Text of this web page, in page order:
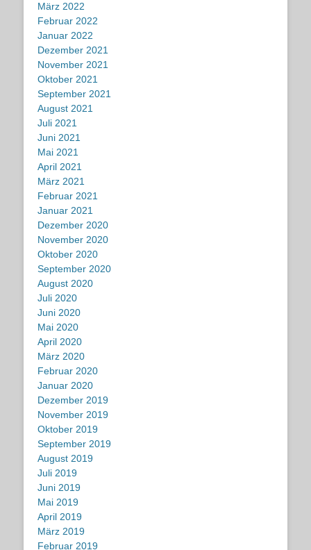
März 2022
Februar 2022
Januar 2022
Dezember 2021
November 2021
Oktober 2021
September 2021
August 2021
Juli 2021
Juni 2021
Mai 2021
April 2021
März 2021
Februar 2021
Januar 2021
Dezember 2020
November 2020
Oktober 2020
September 2020
August 2020
Juli 2020
Juni 2020
Mai 2020
April 2020
März 2020
Februar 2020
Januar 2020
Dezember 2019
November 2019
Oktober 2019
September 2019
August 2019
Juli 2019
Juni 2019
Mai 2019
April 2019
März 2019
Februar 2019